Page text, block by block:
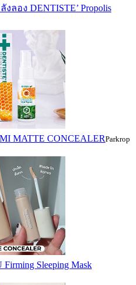
ลอง DENTISTE’ Propolis
MATTE CONCEALERParkrop
Sleeping Mask